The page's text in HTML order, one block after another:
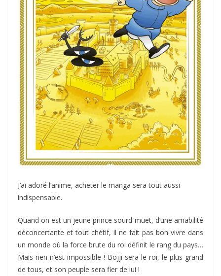
J’ai adoré l’anime, acheter le manga sera tout aussi
indispensable.
Quand on est un jeune prince sourd-muet, d’une amabilité
déconcertante et tout chétif, il ne fait pas bon vivre dans
un monde où la force brute du roi définit le rang du pays…
Mais rien n’est impossible ! Bojji sera le roi, le plus grand
de tous, et son peuple sera fier de lui !